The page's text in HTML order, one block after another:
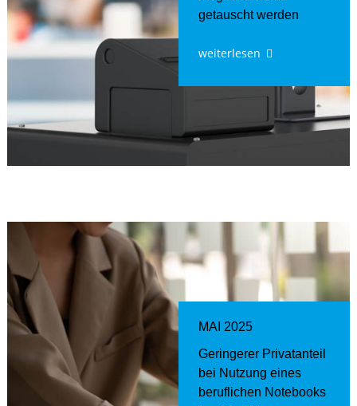
getauscht werden
weiterlesen
MAI 2025
Geringerer Privatanteil
bei Nutzung eines
beruflichen Notebooks